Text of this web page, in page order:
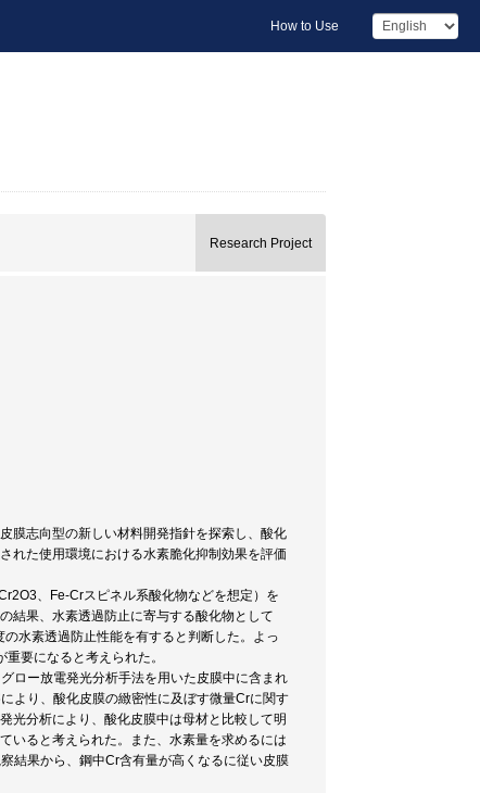
How to Use
Research Project
膜志向型の新しい材料開発指針を探索し、酸化
れた使用環境における水素脆化抑制効果を評価
、Fe-Crスピネル系酸化物などを想定）を
結果、水素透過防止に寄与する酸化物として
水素透過防止性能を有すると判断した。よっ
要になると考えられた。
ロー放電発光分析手法を用いた皮膜中に含まれ
より、酸化皮膜の緻密性に及ぼす微量Crに関す
光分析により、酸化皮膜中は母材と比較して明
いると考えられた。また、水素量を求めるには
結果から、鋼中Cr含有量が高くなるに従い皮膜